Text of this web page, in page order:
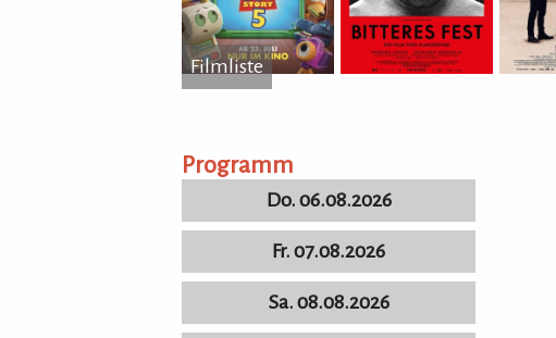
Filmliste
Programm
Do. 06.08.2026
Fr. 07.08.2026
Sa. 08.08.2026